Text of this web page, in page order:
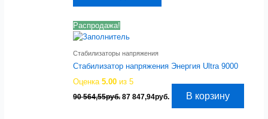
Распродажа!
Стабилизаторы напряжения
Стабилизатор напряжения Энергия Ultra 9000
Оценка5.00 из 5
90 564,55руб. Первоначальная
87 847,94руб. ТекущаяВ корзину